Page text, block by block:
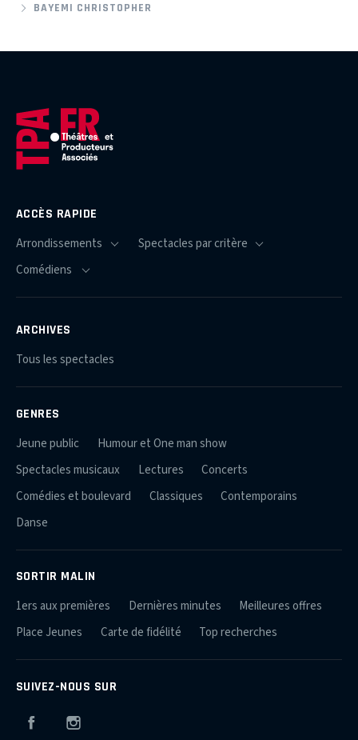
BAYEMI CHRISTOPHER
ACCÈS RAPIDE
ARCHIVES
Tous les spectacles
GENRES
Jeune public
Humour et One man show
Spectacles musicaux
Lectures
Concerts
Comédies et boulevard
Classiques
Contemporains
Danse
SORTIR MALIN
1ers aux premières Dernières minutes
Meilleures offres
Place Jeunes
Carte de fidélité Top recherches
SUIVEZ-NOUS SUR
Facebook